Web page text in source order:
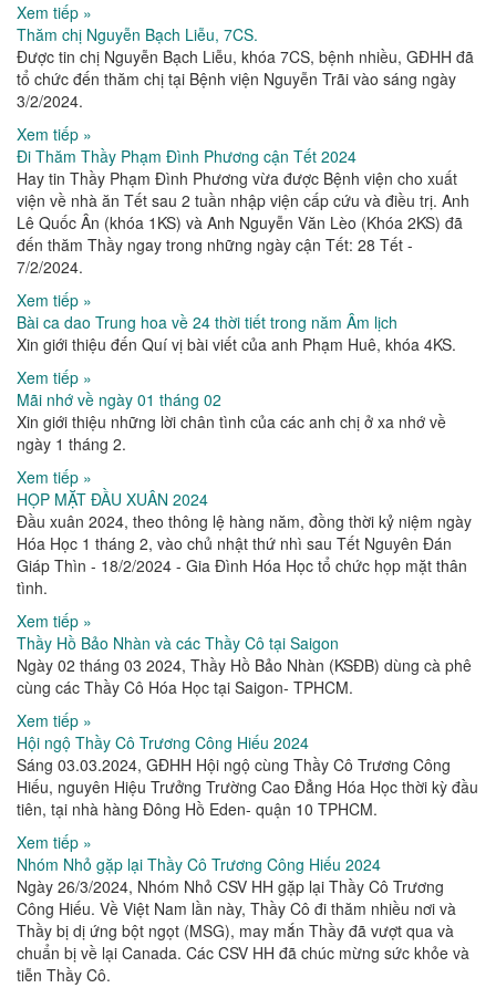
Xem tiếp »
Thăm chị Nguyễn Bạch Liễu, 7CS.
Được tin chị Nguyễn Bạch Liễu, khóa 7CS, bệnh nhiều, GĐHH đã
tổ chức đến thăm chị tại Bệnh viện Nguyễn Trãi vào sáng ngày
3/2/2024.
Xem tiếp »
Đi Thăm Thầy Phạm Đình Phương cận Tết 2024
Hay tin Thầy Phạm Đình Phương vừa được Bệnh viện cho xuất
viện về nhà ăn Tết sau 2 tuần nhập viện cấp cứu và điều trị. Anh
Lê Quốc Ân (khóa 1KS) và Anh Nguyễn Văn Lèo (Khóa 2KS) đã
đến thăm Thầy ngay trong những ngày cận Tết: 28 Tết -
7/2/2024.
Xem tiếp »
Bài ca dao Trung hoa về 24 thời tiết trong năm Âm lịch
Xin giới thiệu đến Quí vị bài viết của anh Phạm Huê, khóa 4KS.
Xem tiếp »
Mãi nhớ về ngày 01 tháng 02
Xin giới thiệu những lời chân tình của các anh chị ở xa nhớ về
ngày 1 tháng 2.
Xem tiếp »
HỌP MẶT ĐẦU XUÂN 2024
Đầu xuân 2024, theo thông lệ hàng năm, đồng thời kỷ niệm ngày
Hóa Học 1 tháng 2, vào chủ nhật thứ nhì sau Tết Nguyên Đán
Giáp Thìn - 18/2/2024 - Gia Đình Hóa Học tổ chức họp mặt thân
tình.
Xem tiếp »
Thầy Hồ Bảo Nhàn và các Thầy Cô tại Saigon
Ngày 02 tháng 03 2024, Thầy Hồ Bảo Nhàn (KSĐB) dùng cà phê
cùng các Thầy Cô Hóa Học tại Saigon- TPHCM.
Xem tiếp »
Hội ngộ Thầy Cô Trương Công Hiếu 2024
Sáng 03.03.2024, GĐHH Hội ngộ cùng Thầy Cô Trương Công
Hiếu, nguyên Hiệu Trưởng Trường Cao Đẳng Hóa Học thời kỳ đầu
tiên, tại nhà hàng Đông Hồ Eden- quận 10 TPHCM.
Xem tiếp »
Nhóm Nhỏ gặp lại Thầy Cô Trương Công Hiếu 2024
Ngày 26/3/2024, Nhóm Nhỏ CSV HH gặp lại Thầy Cô Trương
Công Hiếu. Về Việt Nam lần này, Thầy Cô đi thăm nhiều nơi và
Thầy bị dị ứng bột ngọt (MSG), may mắn Thầy đã vượt qua và
chuẩn bị về lại Canada. Các CSV HH đã chúc mừng sức khỏe và
tiễn Thầy Cô.